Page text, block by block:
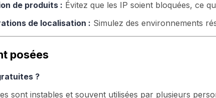
de produits : Évitez que les IP soient bloquées, ce
de localisation : Simulez des environnements
posées
?
sont instables et souvent utilisées par plusieurs